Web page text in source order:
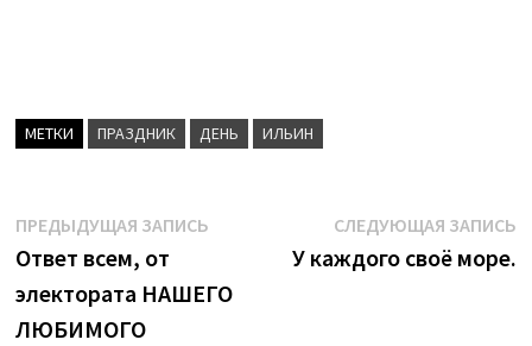
МЕТКИ ПРАЗДНИК ДЕНЬ ИЛЬИН
Навигация
по
записям
ПРЕДЫДУЩАЯ ЗАПИСЬ
Ответ всем, от
электората НАШЕГО
ЛЮБИМОГО
СЛЕДУЮЩАЯ ЗАПИСЬ
У каждого своё море.